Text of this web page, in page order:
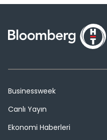
Businessweek
Canlı Yayın
Ekonomi Haberleri